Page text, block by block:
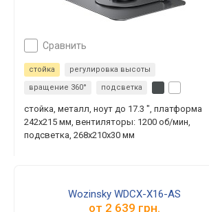
сравнить
стойка
регулировка высоты
вращение 360°
подсветка
стойка, металл, ноут до 17.3 ", платформа
242x215 мм, вентиляторы: 1200 об/мин,
подсветка, 268х210х30 мм
Wozinsky WDCX-X16-AS
от 2 639 грн.